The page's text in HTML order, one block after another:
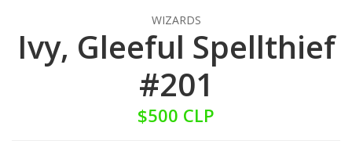
WIZARDS
Ivy, Gleeful Spellthief
#201
$500 CLP